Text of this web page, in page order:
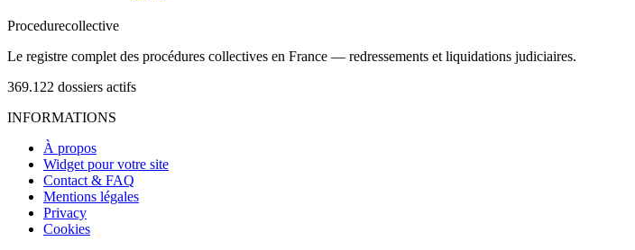
Procedurecollective
Le registre complet des procédures collectives en France — redressements et liquidations judiciaires.
369.122 dossiers actifs
INFORMATIONS
À propos
Widget pour votre site
Contact & FAQ
Mentions légales
Privacy
Cookies